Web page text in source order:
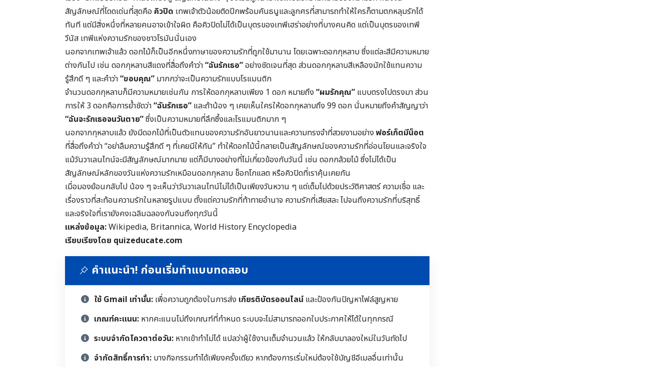
สัญลักษณ์ที่โดดเด่นที่สุดคือ คิวปิด เทพเจ้าตัวน้อยติดปีกพร้อมคันธนูและลูกศรที่สามารถทำให้ใครก็ตามตกหลุมรักได้
ทันที แต่มีสิ่งหนึ่งที่หลายคนอาจเข้าใจผิด คือคิวปิดไม่ได้เป็นบุตรของเทพีเฮร่าอย่างที่บางคนคิด แต่เป็นบุตรของเทพี
วีนัส เทพีแห่งความรักของชาวโรมันนั่นเอง
นอกจากเทพเจ้าแล้ว ดอกไม้ก็เป็นอีกหนึ่งภาษาของความรักที่ถูกใช้มานาน โดยเฉพาะดอกกุหลาบ ซึ่งแต่ละสีมีความหมาย
ต่างกันไป เช่น ดอกกุหลาบสีแดงที่สื่อถึงคำว่า“ฉันรักเธอ”อย่างชัดเจนที่สุด ส่วนดอกกุหลาบสีเหลืองมักใช้แทนความ
รู้สึกดี ๆ และคำว่า“ขอบคุณ” มากกว่าจะเป็นความรักแบบโรแมนติก
จำนวนดอกกุหลาบก็มีความหมายเช่นกัน การให้ดอกกุหลาบเพียง 1 ดอก หมายถึง “ผมรักคุณ” แบบตรงไปตรงมา ส่วน
การให้ 3 ดอกคือการย้ำชัดว่า“ฉันรักเธอ” และถ้าน้อง ๆ เคยเห็นใครให้ดอกกุหลาบถึง 99 ดอก นั่นหมายถึงคำสัญญาว่า
“ฉันจะรักเธอจนวันตาย”ซึ่งเป็นความหมายที่ลึกซึ้งและโรแมนติกมาก ๆ
นอกจากกุหลาบแล้ว ยังมีดอกไม้ที่เป็นตัวแทนของความรักอันยาวนานและความทรงจำที่สวยงามอย่าง ฟอร์เก็ตมีน็อต
ที่สื่อถึงคำว่า “อย่าลืมความรู้สึกดี ๆ ที่เคยมีให้กัน” ทำให้ดอกไม้นี้กลายเป็นสัญลักษณ์ของความรักที่อ่อนโยนและจริงใจ
แม้วันวาเลนไทน์จะมีสัญลักษณ์มากมาย แต่ก็มีบางอย่างที่ไม่เกี่ยวข้องกับวันนี้ เช่น ดอกกล้วยไม้ ซึ่งไม่ได้เป็น
สัญลักษณ์หลักของวันแห่งความรักเหมือนดอกกุหลาบ ช็อกโกแลต หรือคิวปิดที่เราคุ้นเคยกัน
เมื่อมองย้อนกลับไป น้อง ๆ จะเห็นว่าวันวาเลนไทน์ไม่ได้เป็นเพียงวันหวาน ๆ แต่เต็มไปด้วยประวัติศาสตร์ ความเชื่อ และ
เรื่องราวที่สะท้อนความรักในหลายรูปแบบ ตั้งแต่ความรักที่ท้าทายอำนาจ ความรักที่เสียสละ ไปจนถึงความรักที่บริสุทธิ์
และจริงใจที่เรายังคงเฉลิมฉลองกันจนถึงทุกวันนี้
แหล่งข้อมูล:Wikipedia, Britannica, World History Encyclopedia
เรียบเรียงโดย quizeducate.com
คำแนะนำ! ก่อนเริ่มทำแบบทดสอบ
ใช้ Gmail เท่านั้น: เพื่อความถูกต้องในการส่ง เกียรติบัตรออนไลน์ และป้องกันปัญหาไฟล์สูญหาย
เกณฑ์คะแนน: หากคะแนนไม่ถึงเกณฑ์ที่กำหนด ระบบจะไม่สามารถออกใบประกาศให้ได้ในทุกกรณี
ระบบจำกัดโควตาต่อวัน: หากเข้าทำไม่ได้ แปลว่าผู้ใช้งานเต็มจำนวนแล้ว ให้กลับมาลองใหม่ในวันถัดไป
จำกัดสิทธิ์การทำ: บางกิจกรรมทำได้เพียงครั้งเดียว หากต้องการเริ่มใหม่ต้องใช้บัญชีอีเมลอื่นเท่านั้น